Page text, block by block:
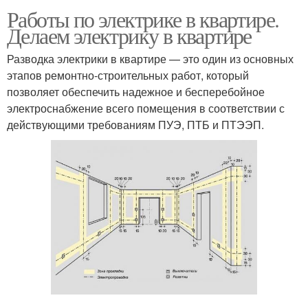
Работы по электрике в квартире.
Делаем электрику в квартире
Разводка электрики в квартире — это один из основных
этапов ремонтно-строительных работ, который
позволяет обеспечить надежное и бесперебойное
электроснабжение всего помещения в соответствии с
действующими требованиям ПУЭ, ПТБ и ПТЭЭП.